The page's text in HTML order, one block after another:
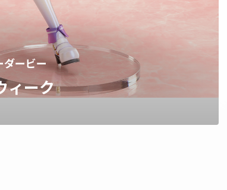
ダービー
ィーク